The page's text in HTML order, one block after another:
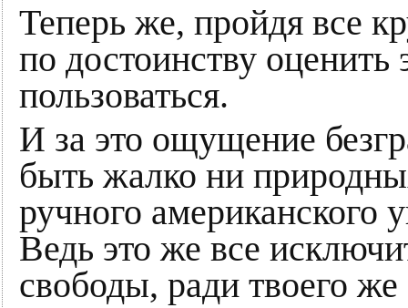
Теперь же, пройдя все
по достоинству
пользоваться.
И за это ощущение
быть жалко ни
ручного американского
Ведь это же все
свободы, ради твоего